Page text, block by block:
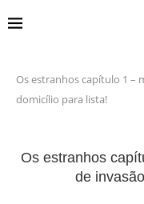
Os estranhos capítulo 1 –
domicílio para lista!
Os estranhos
de